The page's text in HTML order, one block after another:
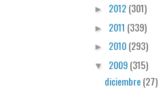
► 2012(301)
► 2011 (339)
► 2010(293)
▼ 2009(315)
diciembre(27)